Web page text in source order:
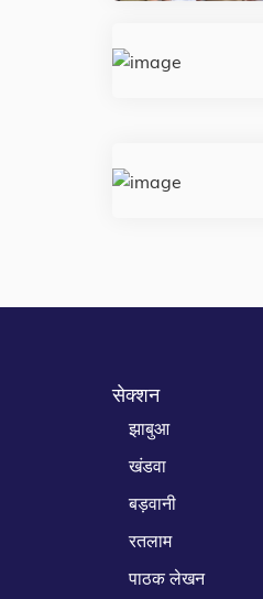
सेक्शन
झाबुआ
खंडवा
बड़वानी
रतलाम
पाठक लेखन